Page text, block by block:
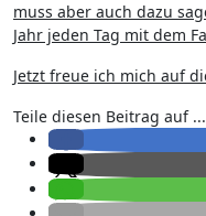
muss aber auch dazu
Jahr jeden Tag mit dem
Jetzt freue ich mich auf
Teile diesen Beitrag auf ...